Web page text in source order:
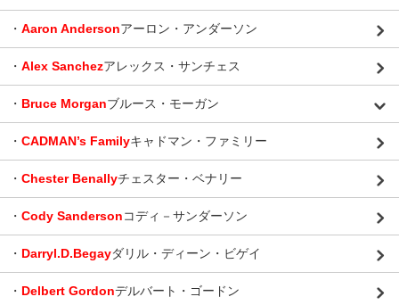
・ Aaron Andersonアーロン・アンダーソン
・ Alex Sanchezアレックス・サンチェス
・ Bruce Morganブルース・モーガン
・ CADMAN’s Familyキャドマン・ファミリー
・ Chester Benallyチェスター・ベナリー
・ Cody Sandersonコディ－サンダーソン
・ Darryl.D.Begayダリル・ディーン・ビゲイ
・ Delbert Gordonデルバート・ゴードン